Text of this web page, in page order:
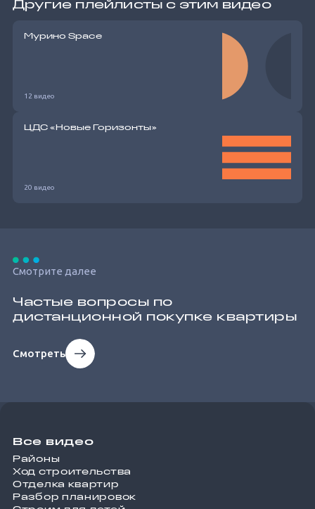
Другие плейлисты с этим видео
Мурино Space
12 видео
ЦДС «Новые Горизонты»
20 видео
Смотрите далее
Частые вопросы по
дистанционной покупке квартиры
Смотреть
Все видео
Районы
Ход строительства
Отделка квартир
Разбор планировок